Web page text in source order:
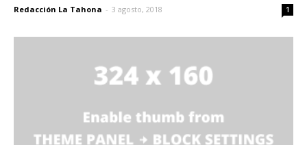
Redacción La Tahona - 3 agosto, 2018 1